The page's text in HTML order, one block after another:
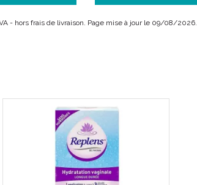
- hors frais de livraison. Page mise à jour le 09/08/2026.